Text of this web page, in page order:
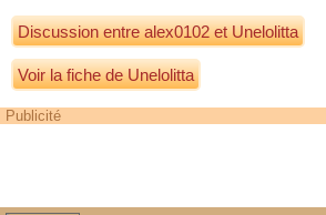
Discussion entrealex0102etUnelolitta
Voir la fiche de Unelolitta
Publicité